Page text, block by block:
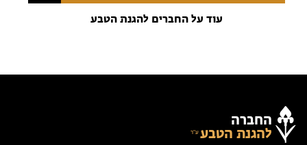
עוד על החברים להגנת הטבע
החברה
להגנת הטבע